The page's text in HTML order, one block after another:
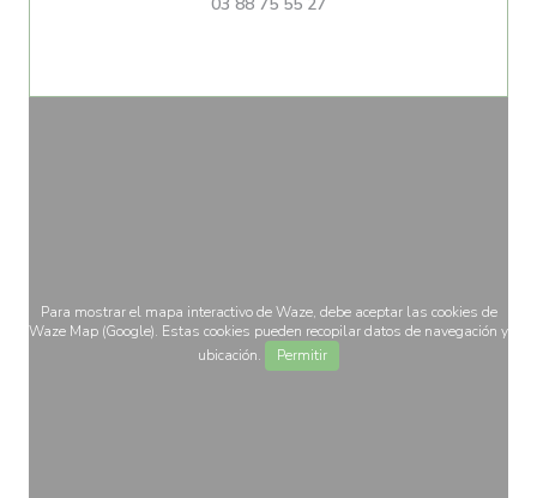
Para mostrar el mapa interactivo de Waze, debe aceptar las cookies de
Waze Map (Google). Estas cookies pueden recopilar datos de navegación y
ubicación.
Permitir